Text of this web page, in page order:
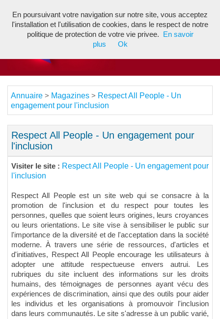
Annuaire > Magazines > Respect All People - Un
engagement pour l'inclusion
Respect All People - Un engagement pour
l'inclusion
Visiter le site : Respect All People - Un engagement pour
l'inclusion
Respect All People est un site web qui se consacre à la
promotion de l'inclusion et du respect pour toutes les
personnes, quelles que soient leurs origines, leurs croyances
ou leurs orientations. Le site vise à sensibiliser le public sur
l'importance de la diversité et de l'acceptation dans la société
moderne. À travers une série de ressources, d'articles et
d'initiatives, Respect All People encourage les utilisateurs à
adopter une attitude respectueuse envers autrui. Les
rubriques du site incluent des informations sur les droits
humains, des témoignages de personnes ayant vécu des
expériences de discrimination, ainsi que des outils pour aider
les individus et les organisations à promouvoir l'inclusion
dans leurs communautés. Le site s'adresse à un public varié,
En poursuivant votre navigation sur notre site, vous acceptez
l'installation et l'utilisation de cookies, dans le respect de notre
politique de protection de votre vie privee.
En savoir
plus
Ok